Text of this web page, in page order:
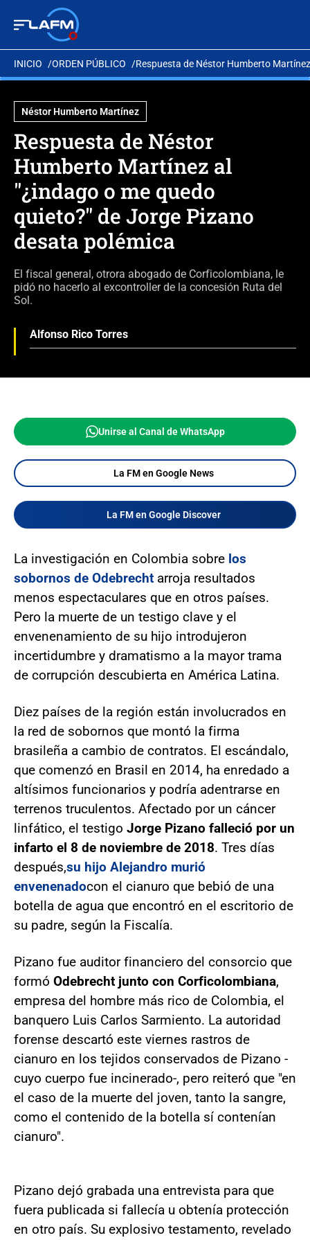
INICIO ORDEN PÚBLICO Respuesta de Néstor Humberto
Néstor Humberto Martínez
Respuesta de Néstor
Humberto Martínez al
"¿indago o me quedo
quieto?" de Jorge Pizano
desata polémica
El fiscal general, otrora abogado de Corficolombiana, le
pidó no hacerlo al excontroller de la concesión Ruta del
Sol.
Alfonso Rico Torres
Unirse al Canal de WhatsApp
La FM en Google News
La FM en Google Discover
La investigación en Colombia sobre los
sobornos de Odebrecht arroja resultados
menos espectaculares que en otros países.
Pero la muerte de un testigo clave y el
envenenamiento de su hijo introdujeron
incertidumbre y dramatismo a la mayor trama
de corrupción descubierta en América Latina.
Diez países de la región están involucrados en
la red de sobornos que montó la firma
brasileña a cambio de contratos. El escándalo,
que comenzó en Brasil en 2014, ha enredado a
altísimos funcionarios y podría adentrarse en
terrenos truculentos. Afectado por un cáncer
linfático, el testigo Jorge Pizano falleció por un
infarto el 8 de noviembre de 2018. Tres días
después,su hijo Alejandro murió
envenenadocon el cianuro que bebió de una
botella de agua que encontró en el escritorio de
su padre, según la Fiscalía.
Pizano fue auditor financiero del consorcio que
formó Odebrecht junto con Corficolombiana,
empresa del hombre más rico de Colombia, el
banquero Luis Carlos Sarmiento. La autoridad
forense descartó este viernes rastros de
cianuro en los tejidos conservados de Pizano -
cuyo cuerpo fue incinerado-, pero reiteró que "en
el caso de la muerte del joven, tanto la sangre,
como el contenido de la botella sí contenían
cianuro".
Pizano dejó grabada una entrevista para que
fuera publicada si fallecía u obtenía protección
en otro país. Su explosivo testamento, revelado